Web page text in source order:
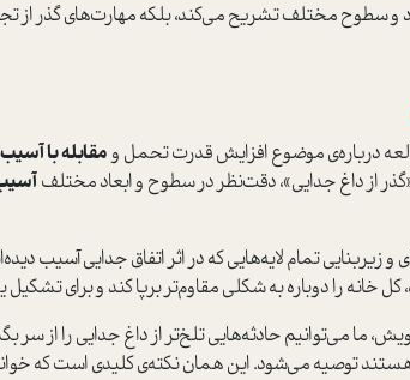
و سطوح مختلف تشريح مي‌کند، بلکه مهارت‌هاي گذر از
درباره‌ي موضوع افزايش قدرت تحمل ومقابله با
از داغ جدايي»، دقت‌نظر در سطوح و ابعاد مختلف
زيربنايي تمام لايه‌هايي که در اثر اتفاق جدايي آسيب
را دوباره به شکلي مقاوم‌تر برپا کند و براي
ما مي‌توانيم حادثه‌هايي تلخ‌تر از داغ جدايي را از سر
توصيه مي‌شود. اين همان نکته‌ي کليدي است که